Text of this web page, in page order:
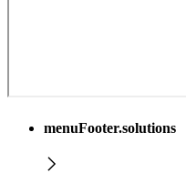
menuFooter.solutions